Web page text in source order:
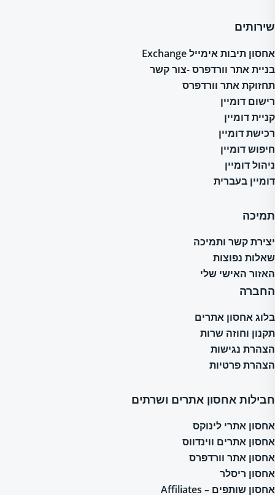
שירותים
אחסון תיבות אימייל Exchange
בניית אתר וורדפרס -צור קשר
תחזוקת אתר וורדפרס
רישום דומיין
קניית דומיין
רכישת דומיין
חיפוש דומיין
ניהול דומיין
דומיין בעברית
תמיכה
יצירת קשר ותמיכה
שאלות נפוצות
האזור האישי שלי
החברה
בלוג אחסון אתרים
תקנון וחוזה שרות
הצהרת נגישות
הצהרת פרטיות
חבילות אחסון אתרים ושרתים
אחסון אתרי לינוקס
אחסון אתרים ווינדווס
אחסון אתר וורדפרס
אחסון ריסלר
אחסון שותפים – Affiliates